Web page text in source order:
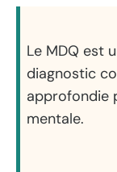
Le MDQ est
diagnostic
approfondie
mentale.